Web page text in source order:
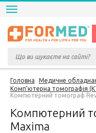
Головна Медичне
Комп’ютерна томографія
Компютерний томограф
Компютерний
Maxima